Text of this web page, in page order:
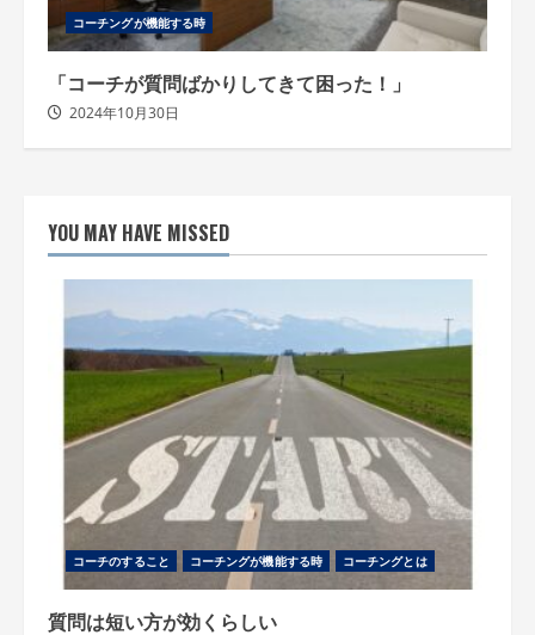
コーチングが機能する時
「コーチが質問ばかりしてきて困った！」
2024年10月30日
YOU MAY HAVE MISSED
コーチのすること コーチングが機能する時 コーチングとは
質問は短い方が効くらしい